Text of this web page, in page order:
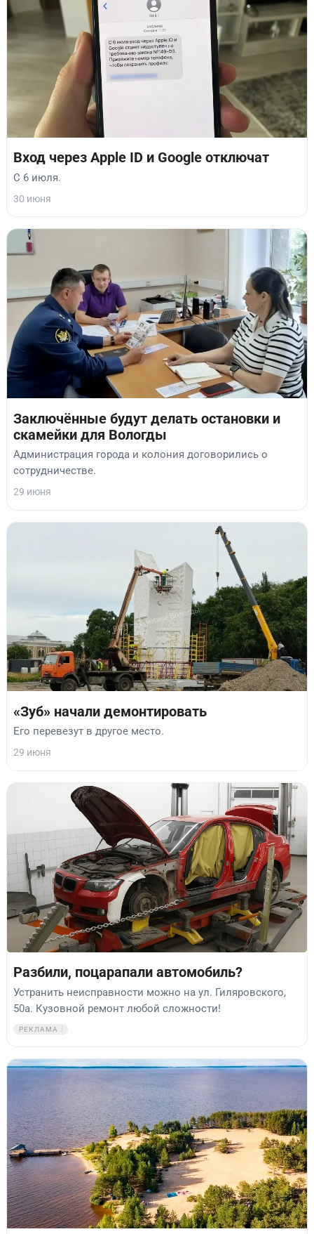
Вход через Apple ID и Google отключат
С 6 июля.
30 июня
Заключённые будут делать остановки и
скамейки для Вологды
Администрация города и колония договорились о
сотрудничестве.
29 июня
«Зуб» начали демонтировать
Его перевезут в другое место.
29 июня
Разбили, поцарапали автомобиль?
Устранить неисправности можно на ул. Гиляровского,
50а. Кузовной ремонт любой сложности!
РЕКЛАМА